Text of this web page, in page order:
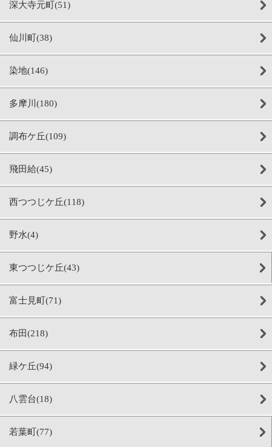
深大寺元町(51)
仙川町(38)
染地(146)
多摩川(180)
調布ケ丘(109)
飛田給(45)
西つつじケ丘(118)
野水(4)
東つつじケ丘(43)
富士見町(71)
布田(218)
緑ケ丘(94)
八雲台(18)
若葉町(77)